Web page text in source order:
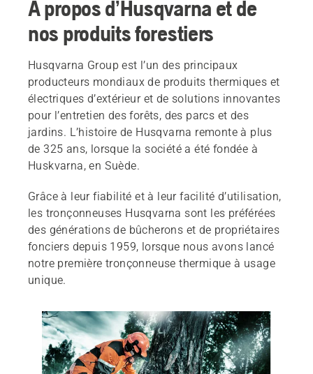
À propos d’Husqvarna et de
nos produits forestiers
Husqvarna Group est l’un des principaux
producteurs mondiaux de produits thermiques et
électriques d’extérieur et de solutions innovantes
pour l’entretien des forêts, des parcs et des
jardins. L’histoire de Husqvarna remonte à plus
de 325 ans, lorsque la société a été fondée à
Huskvarna, en Suède.
Grâce à leur fiabilité et à leur facilité d’utilisation,
les tronçonneuses Husqvarna sont les préférées
des générations de bûcherons et de propriétaires
fonciers depuis 1959, lorsque nous avons lancé
notre première tronçonneuse thermique à usage
unique.